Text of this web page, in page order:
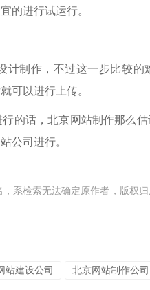
的进行试运行。
制作，不过这一步比较的
可以进行上传。
的话，北京网站制作那么
公司进行。
系检索无法确定原作者，版权
站建设公司 北京网站制作公司